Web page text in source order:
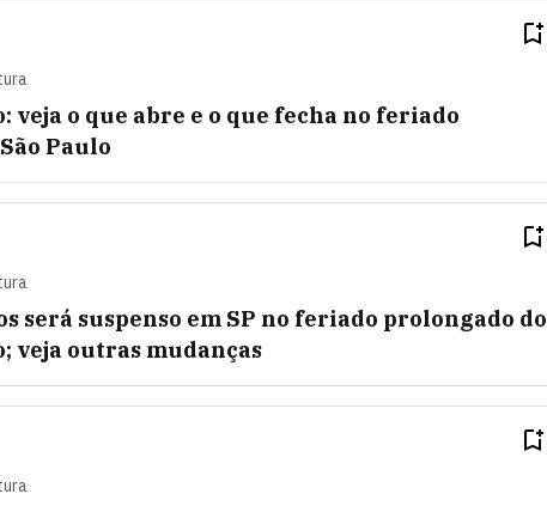
veja o que abre e o que fecha no feriado
Paulo
será suspenso em SP no feriado prolongado do
veja outras mudanças